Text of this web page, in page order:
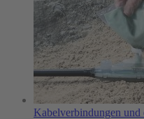
Kabelverbindungen und